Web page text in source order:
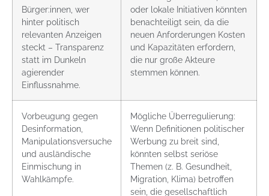
Bürger:innen, wer
hinter politisch
relevanten Anzeigen
steckt – Transparenz
statt im Dunkeln
agierender
Einflussnahme.
oder lokale Initiativen könnten
benachteiligt sein, da die
neuen Anforderungen Kosten
und Kapazitäten erfordern,
die nur große Akteure
stemmen können.
Vorbeugung gegen
Desinformation,
Manipulationsversuche
und ausländische
Einmischung in
Wahlkämpfe.
Mögliche Überregulierung:
Wenn Definitionen politischer
Werbung zu breit sind,
könnten selbst seriöse
Themen (z. B. Gesundheit,
Migration, Klima) betroffen
sein, die gesellschaftlich